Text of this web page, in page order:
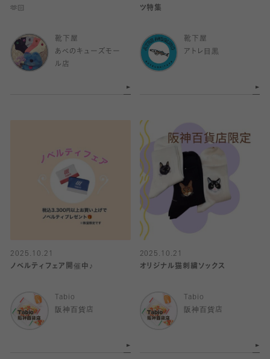
🫶🏻
靴下屋
あべのキューズモー
ル店
ツ特集
靴下屋
アトレ目黒
2025.10.21
ノベルティフェア開催中♪
Tabio
阪神百貨店
2025.10.21
オリジナル猫刺繍ソックス
Tabio
阪神百貨店